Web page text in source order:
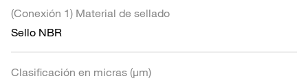
(Conexión 1) Material de sellado
Sello NBR
Clasificación en micras (µm)